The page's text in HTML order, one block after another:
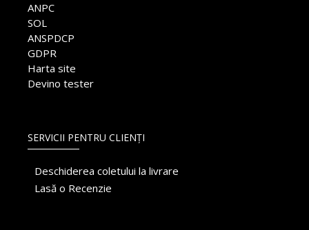
ANPC
SOL
ANSPDCP
GDPR
Harta site
Devino tester
SERVICII PENTRU CLIENȚI
Deschiderea coletului la livrare
Lasă o Recenzie